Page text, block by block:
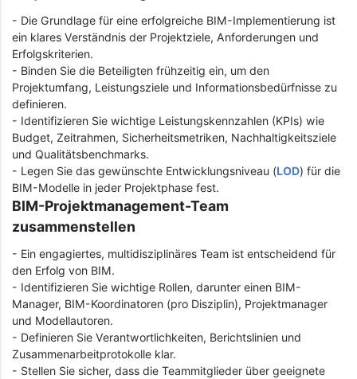
- Die Grundlage für eine erfolgreiche BIM-Implementierung ist
ein klares Verständnis der Projektziele, Anforderungen und
Erfolgskriterien.
- Binden Sie die Beteiligten frühzeitig ein, um den
Projektumfang, Leistungsziele und Informationsbedürfnisse zu
definieren.
- Identifizieren Sie wichtige Leistungskennzahlen (KPIs) wie
Budget, Zeitrahmen, Sicherheitsmetriken, Nachhaltigkeitsziele
und Qualitätsbenchmarks.
- Legen Sie das gewünschte Entwicklungsniveau (LOD) für die
BIM-Modelle in jeder Projektphase fest.
BIM-Projektmanagement-Team
zusammenstellen
- Ein engagiertes, multidisziplinäres Team ist entscheidend für
den Erfolg von BIM.
- Identifizieren Sie wichtige Rollen, darunter einen BIM-
Manager, BIM-Koordinatoren (pro Disziplin), Projektmanager
und Modellautoren.
- Definieren Sie Verantwortlichkeiten, Berichtslinien und
Zusammenarbeitprotokolle klar.
- Stellen Sie sicher, dass die Teammitglieder über geeignete